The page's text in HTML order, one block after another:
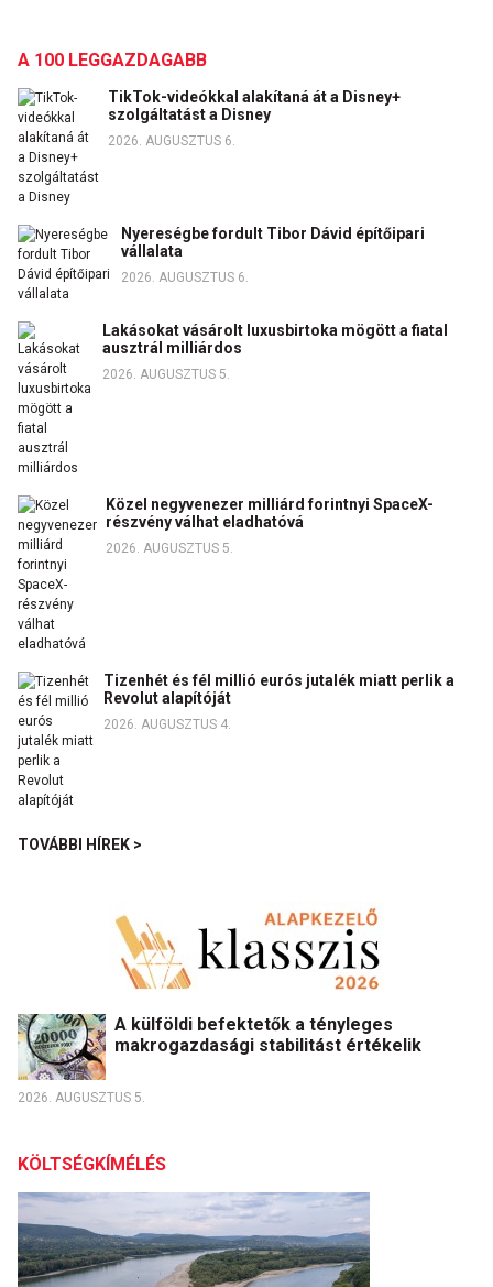
A 100 LEGGAZDAGABB
TikTok-videókkal alakítaná át a Disney+
szolgáltatást a Disney
2026. AUGUSZTUS 6.
Nyereségbe fordult Tibor Dávid építőipari
vállalata
2026. AUGUSZTUS 6.
Lakásokat vásárolt luxusbirtoka mögött a fiatal
ausztrál milliárdos
2026. AUGUSZTUS 5.
Közel negyvenezer milliárd forintnyi SpaceX-
részvény válhat eladhatóvá
2026. AUGUSZTUS 5.
Tizenhét és fél millió eurós jutalék miatt perlik a
Revolut alapítóját
2026. AUGUSZTUS 4.
TOVÁBBI HÍREK >
A külföldi befektetők a tényleges
makrogazdasági stabilitást értékelik
2026. AUGUSZTUS 5.
KÖLTSÉGKÍMÉLÉS